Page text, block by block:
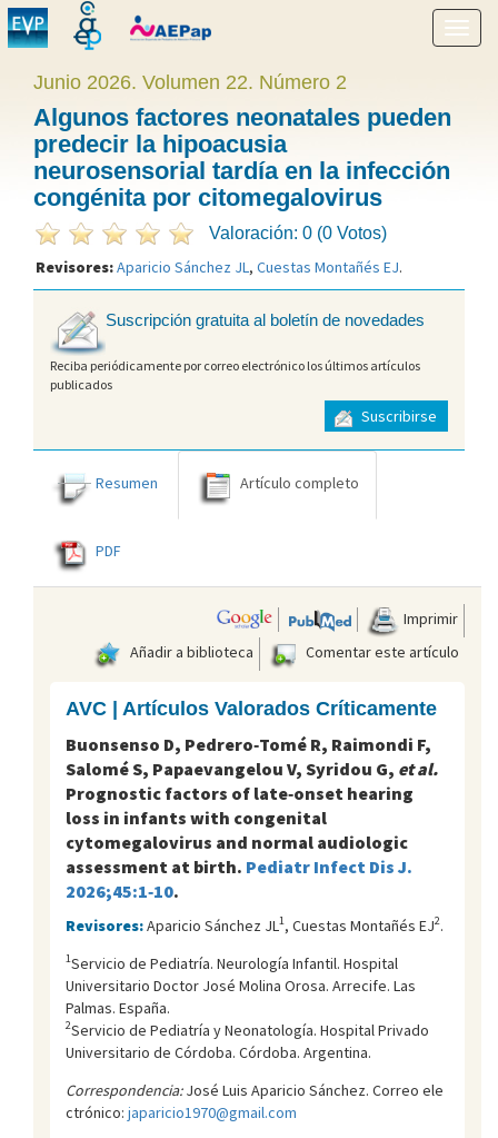
menú
Junio 2026. Volumen 22. Número 2
Algunos factores neonatales pueden
predecir la hipoacusia
neurosensorial tardía en la infección
congénita por citomegalovirus
Valoración: 0 (0 Votos)
Revisores:Aparicio Sánchez JL, Cuestas Montañés EJ.
Suscripción gratuita al boletín de novedades
Reciba periódicamente por correo electrónico los últimos artículos
publicados
Suscribirse
Resumen Artículo completo
PDF
Imprimir
Añadir a biblioteca
Comentar este artículo
AVC | Artículos Valorados Críticamente
Buonsenso D, Pedrero‑Tomé R, Raimondi F,
Salomé S, Papaevangelou V, Syridou G, et al.
Prognostic factors of late‑onset hearing
loss in infants with congenital
cytomegalovirus and normal audiologic
assessment at birth. Pediatr Infect Dis J.
2026;45:1‑10.
Revisores:Aparicio Sánchez JL 1, Cuestas Montañés EJ2.
1Servicio de Pediatría. Neurología Infantil. Hospital
Universitario Doctor José Molina Orosa. Arrecife. Las
Palmas. España.
2Servicio de Pediatría y Neonatología. Hospital Privado
Universitario de Córdoba. Córdoba. Argentina.
Correspondencia:José Luis Aparicio Sánchez. Correo ele
ctrónico: japaricio1970@gmail.com